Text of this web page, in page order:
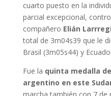
cuarto puesto en la
parcial excepcional,
compañero Elián
total de 3m04s39 que le
Brasil (3m05s44) y
Fue la quinta medalla
argentino en este